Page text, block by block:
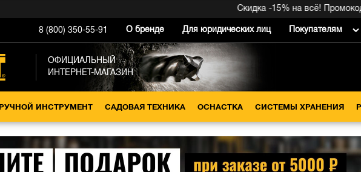
Скидка -15% на всё! Промокод
8 (800) 350-55-91 О бренде Для юридических лиц Покупателям
ОФИЦИАЛЬНЫЙ
ИНТЕРНЕТ-МАГАЗИН
РУЧНОЙ ИНСТРУМЕНТ САДОВАЯ ТЕХНИКА ОСНАСТКА СИСТЕМЫ ХРАНЕНИЯ